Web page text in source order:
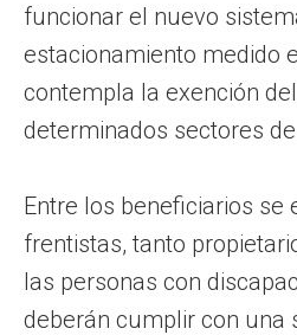
funcionar el nuevo
estacionamiento medido
contempla la exención
determinados sectores
Entre los beneficiarios se
frentistas, tanto
las personas con
deberán cumplir con una